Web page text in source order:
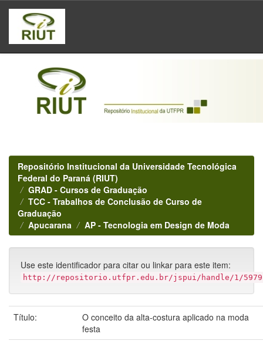
Skip
navigation
Repositório Institucional da Universidade Tecnológica
Federal do Paraná (RIUT)
GRAD - Cursos de Graduação
TCC - Trabalhos de Conclusão de Curso de
Graduação
Apucarana
AP - Tecnologia em Design de Moda
Use este identificador para citar ou linkar para este item:
http://repositorio.utfpr.edu.br/jspui/handle/1/5979
Título:
O conceito da alta-costura aplicado na moda
festa